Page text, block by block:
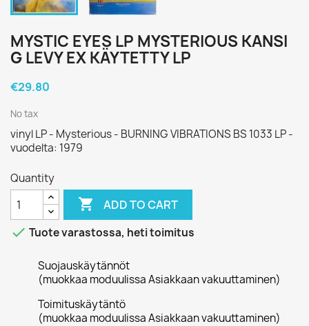
MYSTIC EYES LP MYSTERIOUS KANSI
G LEVY EX KÄYTETTY LP
€29.80
No tax
vinyl LP - Mysterious - BURNING VIBRATIONS BS 1033 LP -
vuodelta: 1979
Quantity
 ADD TO CART
 Tuote varastossa, heti toimitus
Suojauskäytännöt
(muokkaa moduulissa Asiakkaan vakuuttaminen)
Toimituskäytäntö
(muokkaa moduulissa Asiakkaan vakuuttaminen)